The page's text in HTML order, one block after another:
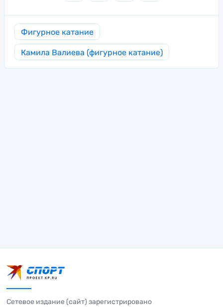
Фигурное катание
Камила Валиева (фигурное катание)
Сетевое издание (сайт) зарегистрировано